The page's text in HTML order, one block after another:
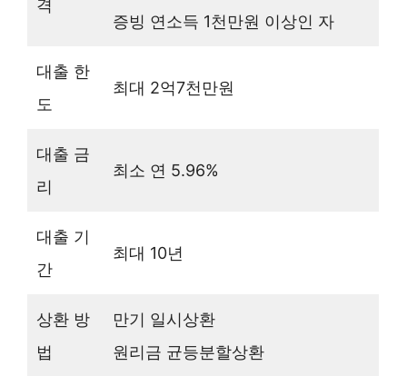
격
증빙 연소득 1천만원 이상인 자
대출 한
도
최대 2억7천만원
대출 금
리
최소 연 5.96%
대출 기
간
최대 10년
상환 방
법
만기 일시상환
원리금 균등분할상환